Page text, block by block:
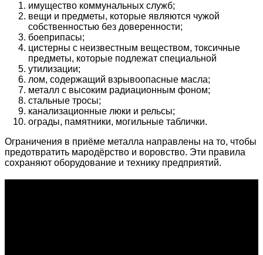
имущество коммунальных служб;
вещи и предметы, которые являются чужой
собственностью без доверенности;
боеприпасы;
цистерны с неизвестным веществом, токсичные
предметы, которые подлежат специальной
утилизации;
лом, содержащий взрывоопасные масла;
металл с высоким радиационным фоном;
стальные тросы;
канализационные люки и рельсы;
ограды, памятники, могильные таблички.
Ограничения в приёме металла направлены на то, чтобы
предотвратить мародёрство и воровство. Эти правила
сохраняют оборудование и технику предприятий.